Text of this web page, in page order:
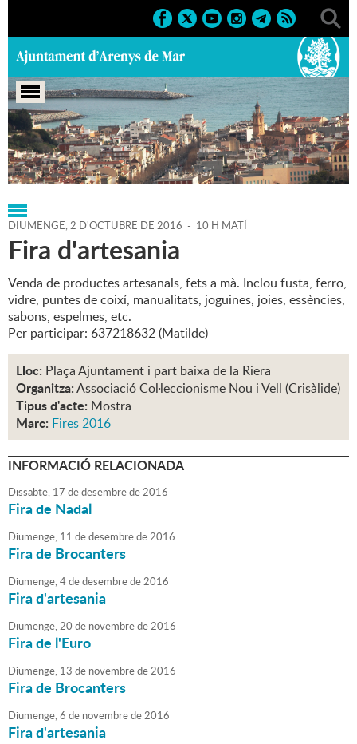
Portada > Regidories > Agenda > 02-10-2016
DIUMENGE,2 D'OCTUBRE DE 2016 - 10 H MATÍ
Fira d'artesania
Venda de productes artesanals, fets a mà. Inclou fusta, ferro,
vidre, puntes de coixí, manualitats, joguines, joies, essències,
sabons, espelmes, etc.
Per participar: 637218632 (Matilde)
Lloc: Plaça Ajuntament i part baixa de la Riera
Organitza:Associació Col·leccionisme Nou i Vell (Crisàlide)
Tipus d'acte: Mostra
Marc: Fires 2016
INFORMACIÓ RELACIONADA
Dissabte, 17 dedesembrede2016
Fira de Nadal
Diumenge, 11 dedesembrede2016
Fira de Brocanters
Diumenge,4dedesembrede2016
Fira d'artesania
Diumenge,20 de novembrede2016
Fira de l'Euro
Diumenge, 13 de novembrede2016
Fira de Brocanters
Diumenge,6 de novembrede2016
Fira d'artesania